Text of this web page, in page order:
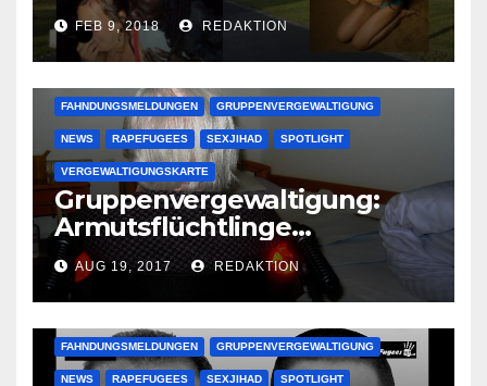
deutsche Studentinnen auf
Uni-Campus
FEB 9, 2018 REDAKTION
FAHNDUNGSMELDUNGEN GRUPPENVERGEWALTIGUNG
NEWS RAPEFUGEES SEXJIHAD SPOTLIGHT
VERGEWALTIGUNGSKARTE
Gruppenvergewaltigung:
Armutsflüchtlinge
vergewaltigen bettlägerige
Oma im Schlaf
krankenhausreif
AUG 19, 2017 REDAKTION
FAHNDUNGSMELDUNGEN GRUPPENVERGEWALTIGUNG
NEWS RAPEFUGEES SEXJIHAD SPOTLIGHT